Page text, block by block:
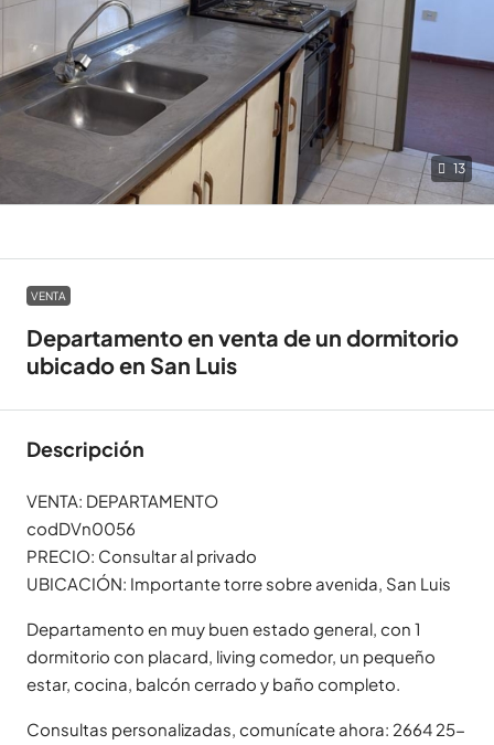
13
VENTA
Departamento en venta de un dormitorio
ubicado en San Luis
Descripción
VENTA: DEPARTAMENTO
codDVn0056
PRECIO: Consultar al privado
UBICACIÓN: Importante torre sobre avenida, San Luis
Departamento en muy buen estado general, con 1
dormitorio con placard, living comedor, un pequeño
estar, cocina, balcón cerrado y baño completo.
Consultas personalizadas, comunícate ahora: 2664 25-